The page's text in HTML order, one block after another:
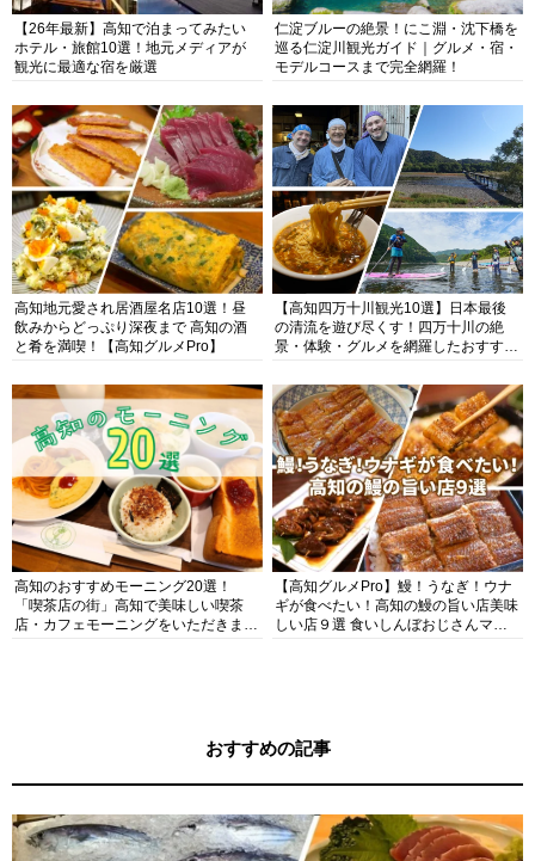
【26年最新】高知で泊まってみたい
ホテル・旅館10選！地元メディアが
観光に最適な宿を厳選
仁淀ブルーの絶景！にこ淵・沈下橋を
巡る仁淀川観光ガイド｜グルメ・宿・
モデルコースまで完全網羅！
高知地元愛され居酒屋名店10選！昼
飲みからどっぷり深夜まで 高知の酒
と肴を満喫！【高知グルメPro】
【高知四万十川観光10選】日本最後
の清流を遊び尽くす！四万十川の絶
景・体験・グルメを網羅したおすすめ
高知のおすすめモーニング20選！
「喫茶店の街」高知で美味しい喫茶
店・カフェモーニングをいただきま
【高知グルメPro】鰻！うなぎ！ウナ
ギが食べたい！高知の鰻の旨い店美味
しい店９選 食いしんぼおじさんマッ
おすすめの記事